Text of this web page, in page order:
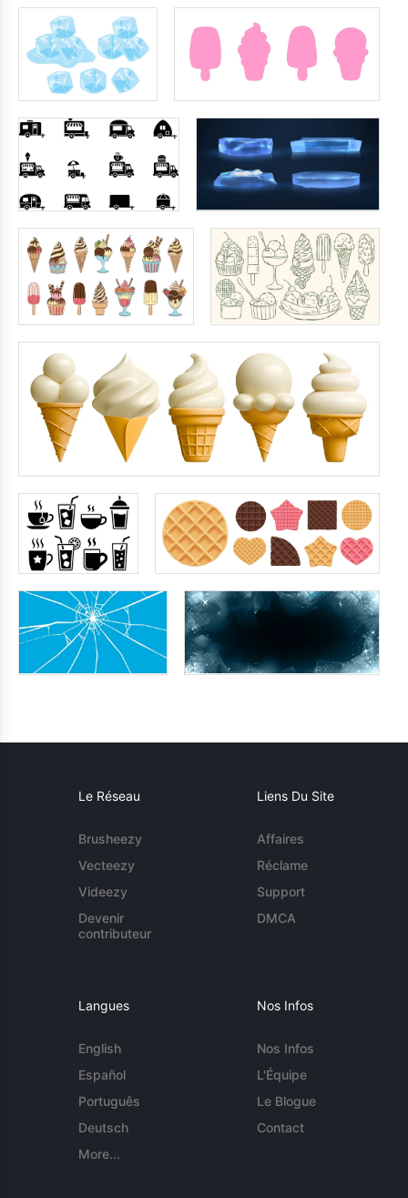
Le Réseau
Brusheezy
Vecteezy
Videezy
Devenir
contributeur
Liens Du Site
Affaires
Réclame
Support
DMCA
Langues
English
Español
Português
Deutsch
More...
Nos Infos
Nos Infos
L'Équipe
Le Blogue
Contact